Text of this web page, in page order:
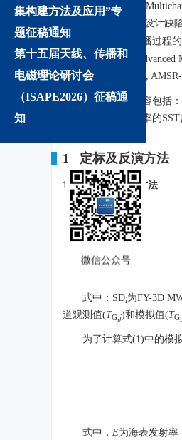
集构建方法及应用”专
题征稿通知
第十五届天线、传播和
电磁理论研讨会
（ISAPE2026）征稿通
知
微信公众号
波辐射计(Scanning
但SMMR 仪器硬件设计
和大气层对亮温传播过程
微波扫描辐射计(Advanced
Radiometer for EOS,
本文的主要内容包括
耦合微波海表发射率的
1 定标及反演方法
1.1 DD辐射定标方法
DD定义如下：
式中：SDi为FY-3D
道观测值(TG ,j)和模拟值(TG,
为了计算式(1)中的模
式中， E为海表发射率